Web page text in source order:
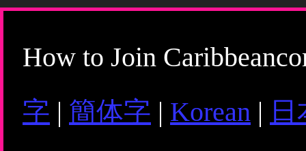
How to Join
字 | 簡体字 | Korean |